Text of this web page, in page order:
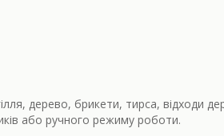
дерево, брикети, тирса, відходи
або ручного режиму роботи.